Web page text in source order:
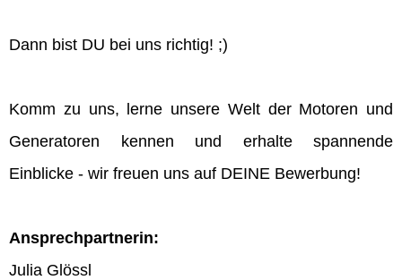
Dann bist DU bei uns richtig! ;)
Komm zu uns, lerne unsere Welt der Motoren und
Generatoren kennen und erhalte spannende
Einblicke - wir freuen uns auf DEINE Bewerbung!
Ansprechpartnerin:
Julia Glössl